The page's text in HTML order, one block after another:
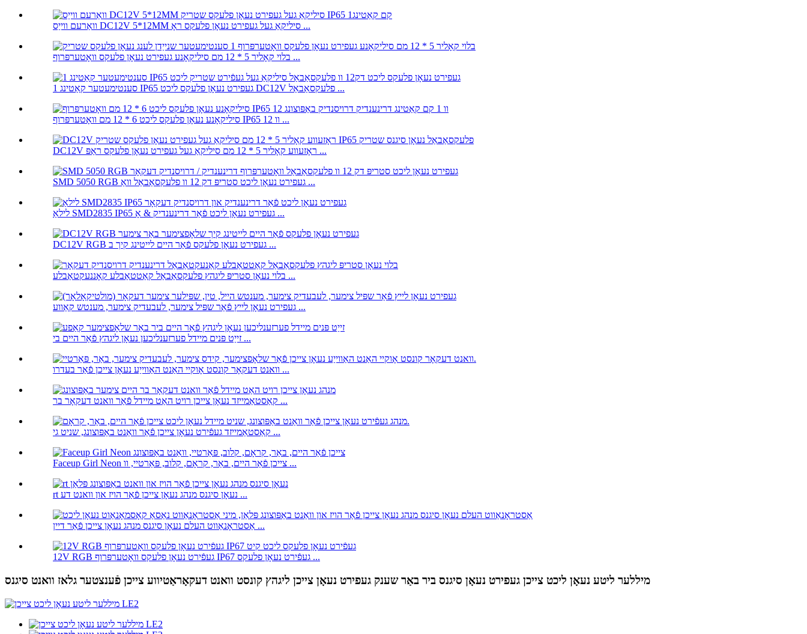
וואַרעם ווייַס DC12V 5*12MM סיליקאַ געל געפירט נעאָן פלעקס ראָ ...
בלוי קאָליר 5 * 12 מם סיליקאָנע געפירט נעאָן פלעקס וואָטערפּרוף ...
1 סענטימעטער קאַטינג IP65 געפירט נעאָן פלעקס ליכט DC12V פלעקסאַבאַל ...
סיליקאָנע נעאָן פלעקס ליכט 6 * 12 מם וואָטערפּרוף IP65 12 וו ...
DC12V ראָזעווע קאָליר 5 * 12 מם סיליקאַ געל געפירט נעאָן פלעקס ראַפּ ...
SMD 5050 RGB געפירט נעאָן ליכט סטריפּ דק 12 וו פלעקסאַבאַל וואַ ...
לילאַ SMD2835 IP65 געפירט נעאָן ליכט פֿאַר דרינענדיק & אָ ...
DC12V RGB געפירט נעאָן פלעקס פֿאַר היים לייטינג קיך ב ...
בלוי נעאָן סטריפּ ליגהץ פלעקסאַבאַל קאַטטאַבלע קאָננעקטאַבלע ...
געפירט נעאָן לייץ פֿאַר שפּיל צימער, לעבעדיק צימער, מענטש קאַווע ...
זייַט פּנים מיידל פערזענליכען נעאָן ליגהץ פֿאַר היים בי ...
וואנט דעקאָר קונסט אָוקיי האַנט האַווייַע נעאָן צייכן פֿאַר בעדרו ...
קאַסטאַמייזד נעאָן צייכן רויט האַט מיידל פֿאַר וואנט דעקאָר בר ...
קאַסטאַמייזד געפֿירט נעאָן צייכן פֿאַר וואַנט באַפּוצונג, שניט גי ...
Faceup Girl Neon צייכן פֿאַר היים, באַר, קראָם, קלוב, פּאַרטיי, וו ...
rt נעאָן סיגנס מנהג נעאָן צייכן פֿאַר הויז און וואנט דע ...
אַסטראָנאַווט העלם נעאָן סיגנס מנהג נעאָן צייכן פֿאַר דיין ...
12V RGB געפֿירט נעאָן פלעקס וואָטערפּרוף IP67 געפֿירט נעאָן פלעקס ...
מיללער ליטע נעאָן ליכט צייכן געפירט נעאָן סיגנס ביר באַר שענק געפירט נעאָן צייכן ליגהץ קונסט וואנט דעקאָראַטיווע צייכן פֿענצטער גלאז וואנט סיגנס